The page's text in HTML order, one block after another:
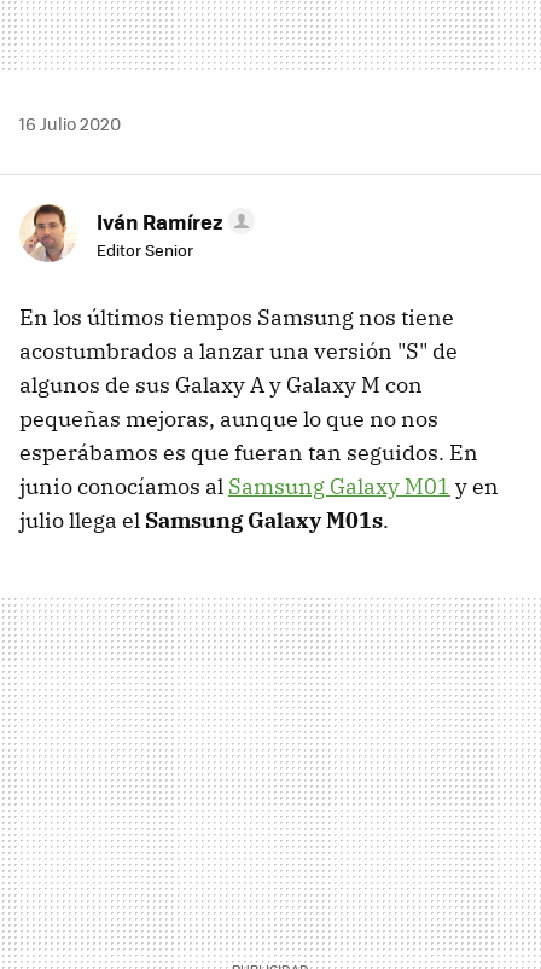
16 Julio 2020
Iván Ramírez
Editor Senior
En los últimos tiempos Samsung nos tiene
acostumbrados a lanzar una versión "S" de
algunos de sus Galaxy A y Galaxy M con
pequeñas mejoras, aunque lo que no nos
esperábamos es que fueran tan seguidos. En
junio conocíamos al Samsung Galaxy M01 y en
julio llega el Samsung Galaxy M01s.